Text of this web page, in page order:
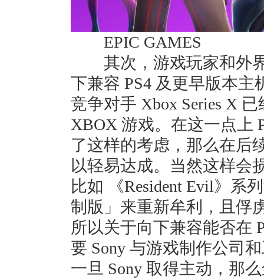
EPIC GAMES
其次，游戏玩家和外界
下兼容 PS4 及更早版本主
竞争对手 Xbox Series X
XBOX 游戏。在这一点上
了这样的考虑，那么在后
以轻易达成。当然这样会
比如 《Resident Evil》系
制版」来重新牟利，且俘
所以关于向下兼容能否在
要 Sony 与游戏制作公司
一旦 Sony 取得主动，那